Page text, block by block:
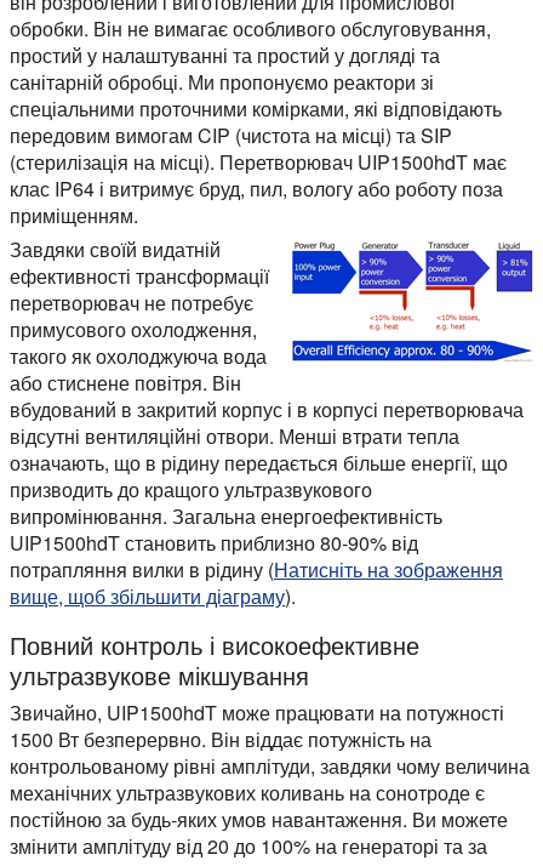
обробки. Він не вимагає особливого обслуговування,
простий у налаштуванні та простий у догляді та
санітарній обробці. Ми пропонуємо реактори зі
спеціальними проточними комірками, які відповідають
передовим вимогам CIP (чистота на місці) та SIP
(стерилізація на місці). Перетворювач UIP1500hdT має
клас IP64 і витримує бруд, пил, вологу або роботу поза
приміщенням.
Завдяки своїй видатній
ефективності трансформації
перетворювач не потребує
примусового охолодження,
такого як охолоджуюча вода
або стиснене повітря. Він
вбудований в закритий корпус і в корпусі перетворювача
відсутні вентиляційні отвори. Менші втрати тепла
означають, що в рідину передається більше енергії, що
призводить до кращого ультразвукового
випромінювання. Загальна енергоефективність
UIP1500hdT становить приблизно 80-90% від
потрапляння вилки в рідину (Натисніть на зображення
вище, щоб збільшити діаграму).
Повний контроль і високоефективне
ультразвукове мікшування
Звичайно, UIP1500hdT може працювати на потужності
1500 Вт безперервно. Він віддає потужність на
контрольованому рівні амплітуди, завдяки чому величина
механічних ультразвукових коливань на сонотроде є
постійною за будь-яких умов навантаження. Ви можете
змінити амплітуду від 20 до 100% на генераторі та за